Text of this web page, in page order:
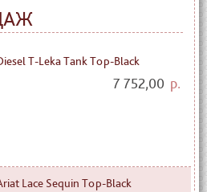
T-Leka Tank Top-Black
7 752,00 р.
Lace Sequin Top-Black